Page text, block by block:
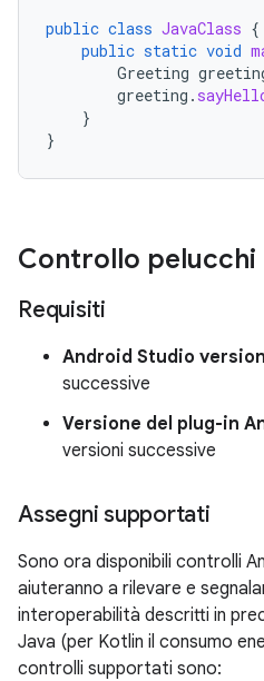
public class JavaClass {
public static void
Greeting
greeting .
}
}
Controllo pelucchi
Requisiti
Android Studio
successive
Versione del plug-in
versioni successive
Assegni supportati
Sono ora disponibili controlli
aiuteranno a rilevare e
interoperabilità descritti in
Java (per Kotlin il consumo
controlli supportati sono: